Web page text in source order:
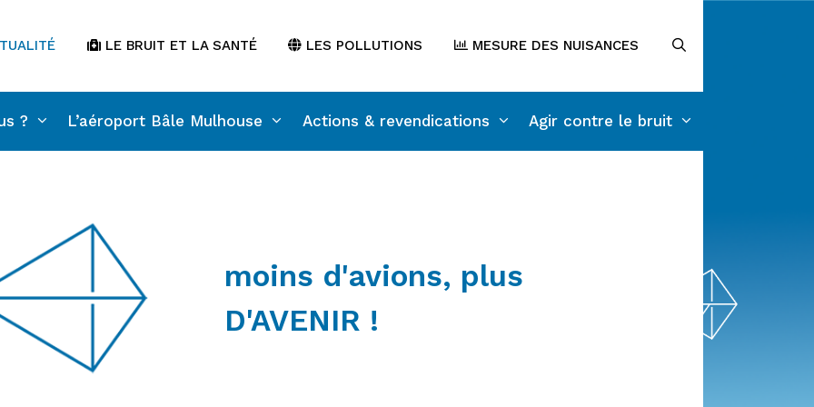
LE BRUIT ET LA SANTÉ LES POLLUTIONS MESURE DES NUISANCES
? L’aéroport Bâle Mulhouse Actions & revendications Agir contre le bruit
moins d'avions, plus
D'AVENIR !